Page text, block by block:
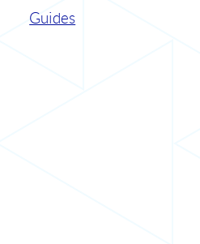
Guides